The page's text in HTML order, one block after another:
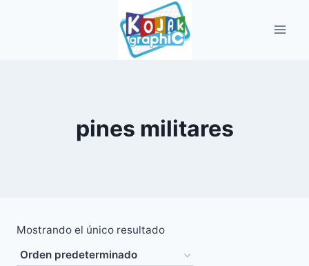
pines militares
Mostrando el único resultado